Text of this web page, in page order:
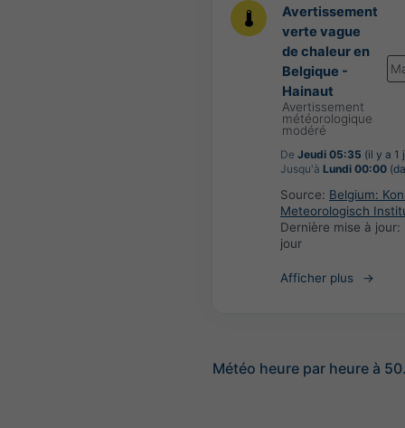
Avertissement
verte vague
de chaleur en
Belgique -
Hainaut
Avertissement
météorologique
modéré
De Jeudi 05:35 (il y a 1
Jusqu'à Lundi 00:00
Source: Belgium:
Meteorologisch
Dernière mise à jour:
jour
Afficher plus
Météo heure par heure à